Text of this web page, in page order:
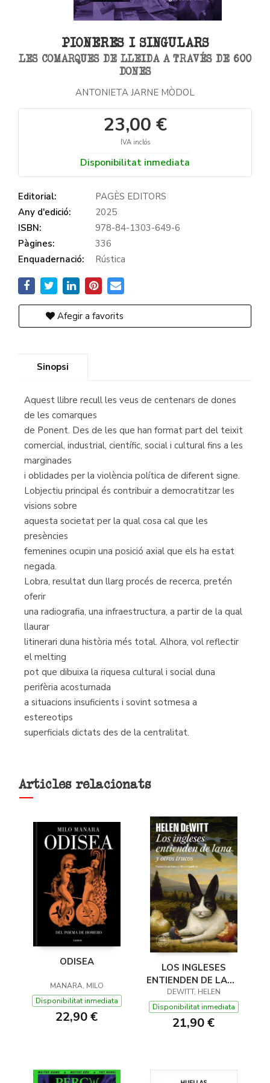
PIONERES I SINGULARS
LES COMARQUES DE LLEIDA A TRAVÉS DE 600
DONES
ANTONIETA JARNE MÒDOL
23,00 €
IVA inclós
Disponibilitat inmediata
Editorial:
PAGÈS EDITORS
Any d'edició:
2025
ISBN:
978-84-1303-649-6
Pàgines:
336
Enquadernació:
Rústica
Afegir a favorits
Sinopsi
Aquest llibre recull les veus de centenars de dones
de les comarques
de Ponent. Des de les que han format part del teixit
comercial, industrial, científic, social i cultural fins a les
marginades
i oblidades per la violència política de diferent signe.
Lobjectiu principal és contribuir a democratitzar les
visions sobre
aquesta societat per la qual cosa cal que les
presències
femenines ocupin una posició axial que els ha estat
negada.
Lobra, resultat dun llarg procés de recerca, pretén
oferir
una radiografia, una infraestructura, a partir de la qual
llaurar
litinerari duna història més total. Alhora, vol reflectir
el melting
pot que dibuixa la riquesa cultural i social duna
perifèria acostumada
a situacions insuficients i sovint sotmesa a
estereotips
superficials dictats des de la centralitat.
Articles relacionats
ODISEA
MANARA, MILO
Disponibilitat inmediata
22,90 €
LOS INGLESES
ENTIENDEN DE LANA
(Y OTROS TRUCOS)
DEWITT, HELEN
Disponibilitat inmediata
21,90 €